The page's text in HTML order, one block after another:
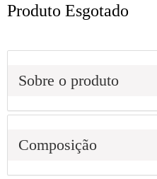
Produto Esgotado
Sobre o produto
Composição